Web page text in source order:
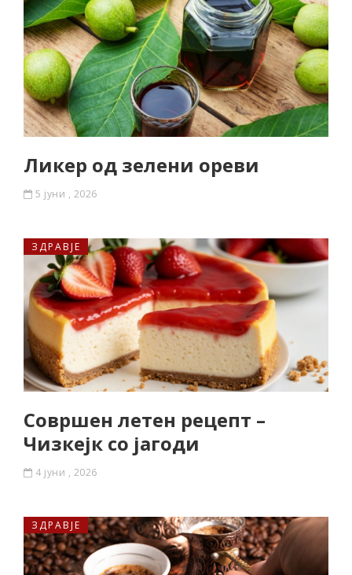
Ликер од зелени ореви
5 јуни , 2026
ЗДРАВЈЕ
Совршен летен рецепт –
Чизкејк со јагоди
4 јуни , 2026
ЗДРАВЈЕ